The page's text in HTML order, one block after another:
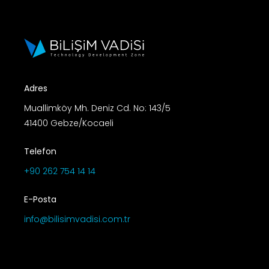
Adres
Muallimköy Mh. Deniz Cd. No: 143/5
41400 Gebze/Kocaeli
Telefon
+90 262 754 14 14
E-Posta
info@bilisimvadisi.com.tr